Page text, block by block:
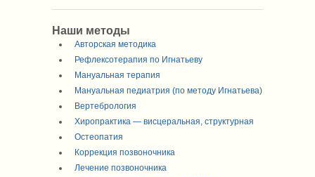
Наши методы
Авторская методика
Рефлексотерапия по Игнатьеву
Мануальная терапия
Мануальная педиатрия (по методу Игнатьева)
Вертебрология
Хиропрактика — висцеральная, структурная
Остеопатия
Коррекция позвоночника
Лечение позвоночника